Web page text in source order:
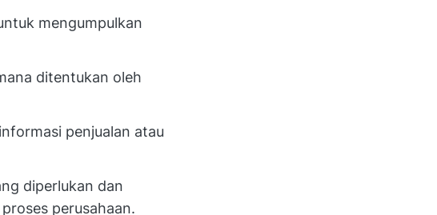
mengumpulkan
ditentukan oleh
penjualan atau
diperlukan dan
perusahaan.